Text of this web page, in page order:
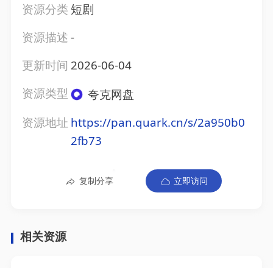
资源分类 短剧
资源描述-
更新时间 2026-06-04
资源类型
夸克网盘
资源地址 https://pan.quark.cn/s/2a950b0
2fb73
复制分享 立即访问
相关资源